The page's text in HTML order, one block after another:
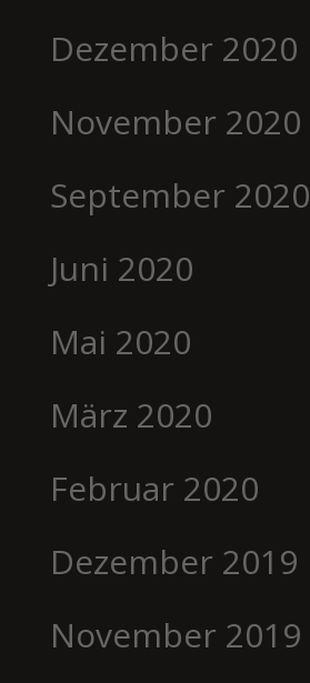
Dezember 2020
November 2020
September 2020
Juni 2020
Mai 2020
März 2020
Februar 2020
Dezember 2019
November 2019